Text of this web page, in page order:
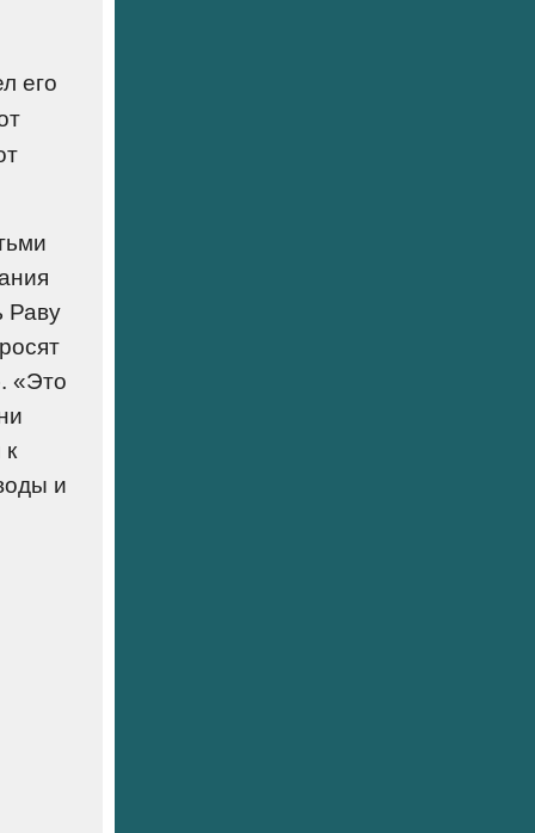
его
Раву
«Это
и